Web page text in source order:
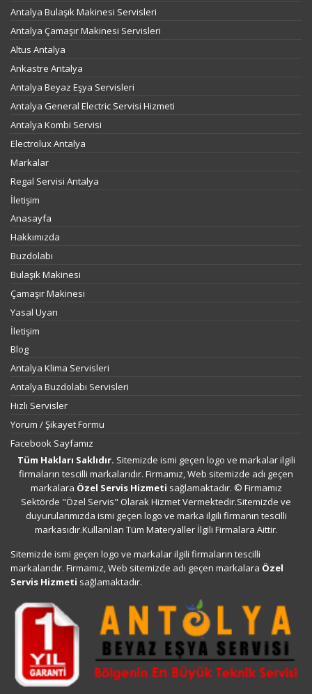
Antalya Bulaşık Makinesi Servisleri
Antalya Çamaşır Makinesi Servisleri
Altus Antalya
Ankastre Antalya
Antalya Beyaz Eşya Servisleri
Antalya General Electric Servisi Hizmeti
Antalya Kombi Servisi
Electrolux Antalya
Markalar
Regal Servisi Antalya
İletişim
Anasayfa
Hakkımızda
Buzdolabı
Bulaşık Makinesi
Çamaşır Makinesi
Yasal Uyarı
İletişim
Blog
Antalya Klima Servisleri
Antalya Buzdolabı Servisleri
Hızlı Servisler
Yorum / Şikayet Formu
Facebook Sayfamız
Tüm Hakları Saklıdır. Sitemizde ismi geçen logo ve markalar ilgili
firmaların tescilli markalarıdır. Firmamız, Web sitemizde adı geçen
markalara Özel Servis Hizmeti sağlamaktadır. © Firmamız
Sektörde "Özel Servis" Olarak Hizmet Vermektedir.Sitemizde ve
duyurularımızda ismi geçen logo ve marka ilgili firmanın tescilli
markasıdır.Kullanılan Tüm Materyaller İlgili Firmalara Aittir.
Sitemizde ismi geçen logo ve markalar ilgili firmaların tescilli
markalarıdır. Firmamız, Web sitemizde adı geçen markalara Özel
Servis Hizmeti sağlamaktadır.